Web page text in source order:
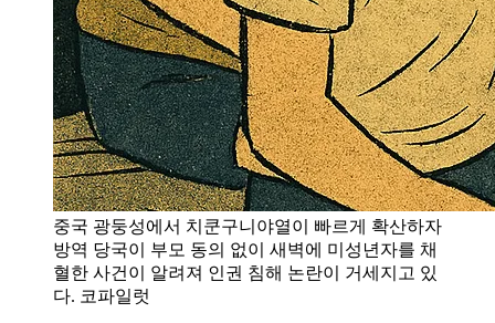
중국 광둥성에서 치쿤구니야열이 빠르게 확산하자
방역 당국이 부모 동의 없이 새벽에 미성년자를 채
혈한 사건이 알려져 인권 침해 논란이 거세지고 있
다. 코파일럿